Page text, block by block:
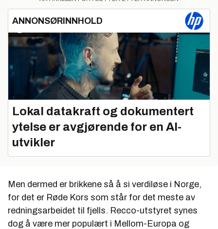
ANNONSØRINNHOLD
Lokal datakraft og dokumentert
ytelse er avgjørende for en AI-
utvikler
Men dermed er brikkene så å si verdiløse i Norge,
for det er Røde Kors som står for det meste av
redningsarbeidet til fjells. Recco-utstyret synes
dog å være mer populært i Mellom-Europa og